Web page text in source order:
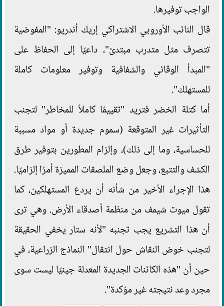
الواجب توفيرها.
قال النائب الأوروبي الاشتراكي إريك أندريو: "المفوضية
تتصرف مثل متدرب مبتدئ"، داعيًا إلى الحفاظ على
"المبدأ الوقائي والشفافية وتوفير معلومات كاملة
للمستهلك".
أما كتلة الخضر فتريد "تقييمًا كاملاً للمخاطر" لتجنب
التأثيرات غير المتوقعة (سموم جديدة أو مواد مسببة
للحساسية، وما إلى ذلك)، وإلزام المطورين بتوفير طرق
الكشف والتتبع، وجعل وضع الملصقات المميزة أمرًا إلزاميًا.
هذا الإجراء الأخير من شأنه أن يردع المستهلكين، كما
تقول ميوت شيمف من منظمة أصدقاء الأرض. وهي ترى
أن هذا التشريع يجب تجنبه "لأنه ستار يخفي الحقيقة
لتجنب خوض النقاش حول انتقال" النماذج الزراعية، في
حين أن "هذه الكائنات الجديدة المعدلة جينيًا ليست سوى
مجرد وعد نتيجته غير مؤكدة".